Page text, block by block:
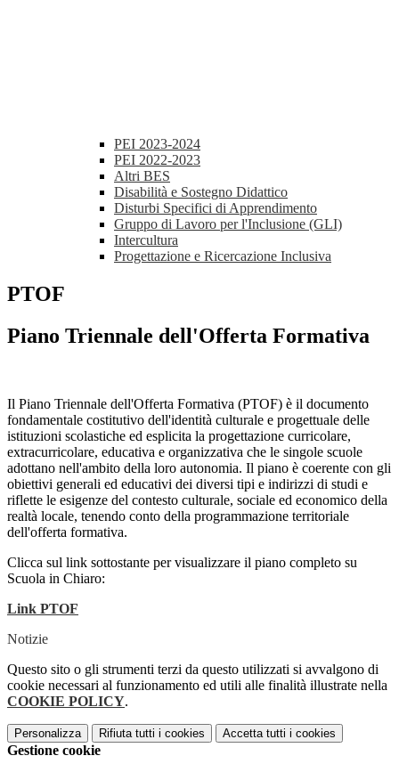
PEI 2023-2024
PEI 2022-2023
Altri BES
Disabilità e Sostegno Didattico
Disturbi Specifici di Apprendimento
Gruppo di Lavoro per l'Inclusione (GLI)
Intercultura
Progettazione e Ricercazione Inclusiva
PTOF
Piano Triennale dell'Offerta Formativa
Il Piano Triennale dell'Offerta Formativa (PTOF) è il documento
fondamentale costitutivo dell'identità culturale e progettuale delle
istituzioni scolastiche ed esplicita la progettazione curricolare,
extracurricolare, educativa e organizzativa che le singole scuole
adottano nell'ambito della loro autonomia. Il piano è coerente con gli
obiettivi generali ed educativi dei diversi tipi e indirizzi di studi e
riflette le esigenze del contesto culturale, sociale ed economico della
realtà locale, tenendo conto della programmazione territoriale
dell'offerta formativa.
Clicca sul link sottostante per visualizzare il piano completo su
Scuola in Chiaro:
Link PTOF
Notizie
Questo sito o gli strumenti terzi da questo utilizzati si avvalgono di
cookie necessari al funzionamento ed utili alle finalità illustrate nella
COOKIE POLICY.
Personalizza Rifiuta tutti i cookies Accetta tutti i cookies
Gestione cookie